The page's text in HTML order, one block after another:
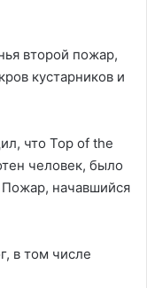
второй пожар,
кустарников и
что Top of the
человек, было
Пожар, начавшийся
в том числе